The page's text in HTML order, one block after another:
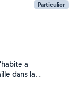
Particulier